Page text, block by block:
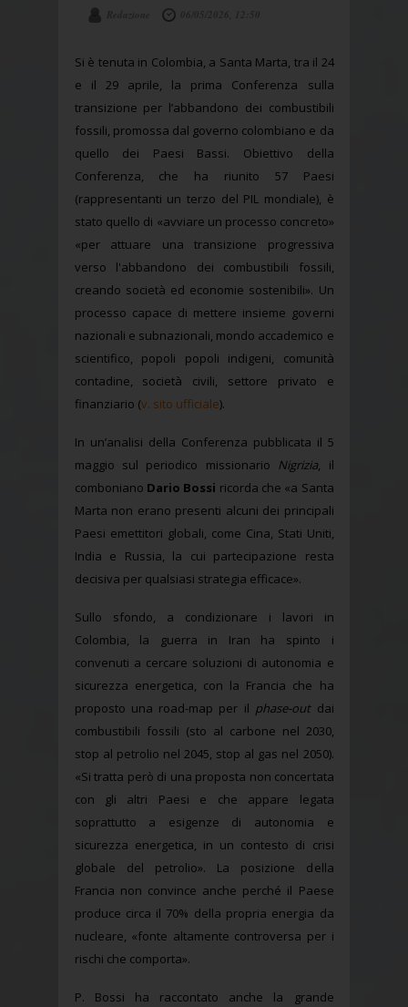
Si è tenuta in Colombia, a Santa Marta, tra il 24
e il 29 aprile, la prima Conferenza sulla
transizione per l’abbandono dei combustibili
fossili, promossa dal governo colombiano e da
quello dei Paesi Bassi. Obiettivo della
Conferenza, che ha riunito 57 Paesi
(rappresentanti un terzo del PIL mondiale), è
stato quello di «avviare un processo concreto»
«per attuare una transizione progressiva
verso l'abbandono dei combustibili fossili,
creando società ed economie sostenibili». Un
processo capace di mettere insieme governi
nazionali e subnazionali, mondo accademico e
scientifico, popoli popoli indigeni, comunità
contadine, società civili, settore privato e
finanziario (v. sito ufficiale).
In un’analisi della Conferenza pubblicata il 5
maggio sul periodico missionario Nigrizia, il
comboniano Dario Bossi ricorda che «a Santa
Marta non erano presenti alcuni dei principali
Paesi emettitori globali, come Cina, Stati Uniti,
India e Russia, la cui partecipazione resta
decisiva per qualsiasi strategia efficace».
Sullo sfondo, a condizionare i lavori in
Colombia, la guerra in Iran ha spinto i
convenuti a cercare soluzioni di autonomia e
sicurezza energetica, con la Francia che ha
proposto una road-map per il phase-outdai
combustibili fossili (sto al carbone nel 2030,
stop al petrolio nel 2045, stop al gas nel 2050).
«Si tratta però di una proposta non concertata
con gli altri Paesi e che appare legata
soprattutto a esigenze di autonomia e
sicurezza energetica, in un contesto di crisi
globale del petrolio». La posizione della
Francia non convince anche perché il Paese
produce circa il 70% della propria energia da
nucleare, «fonte altamente controversa per i
rischi che comporta».
P. Bossi ha raccontato anche la grande